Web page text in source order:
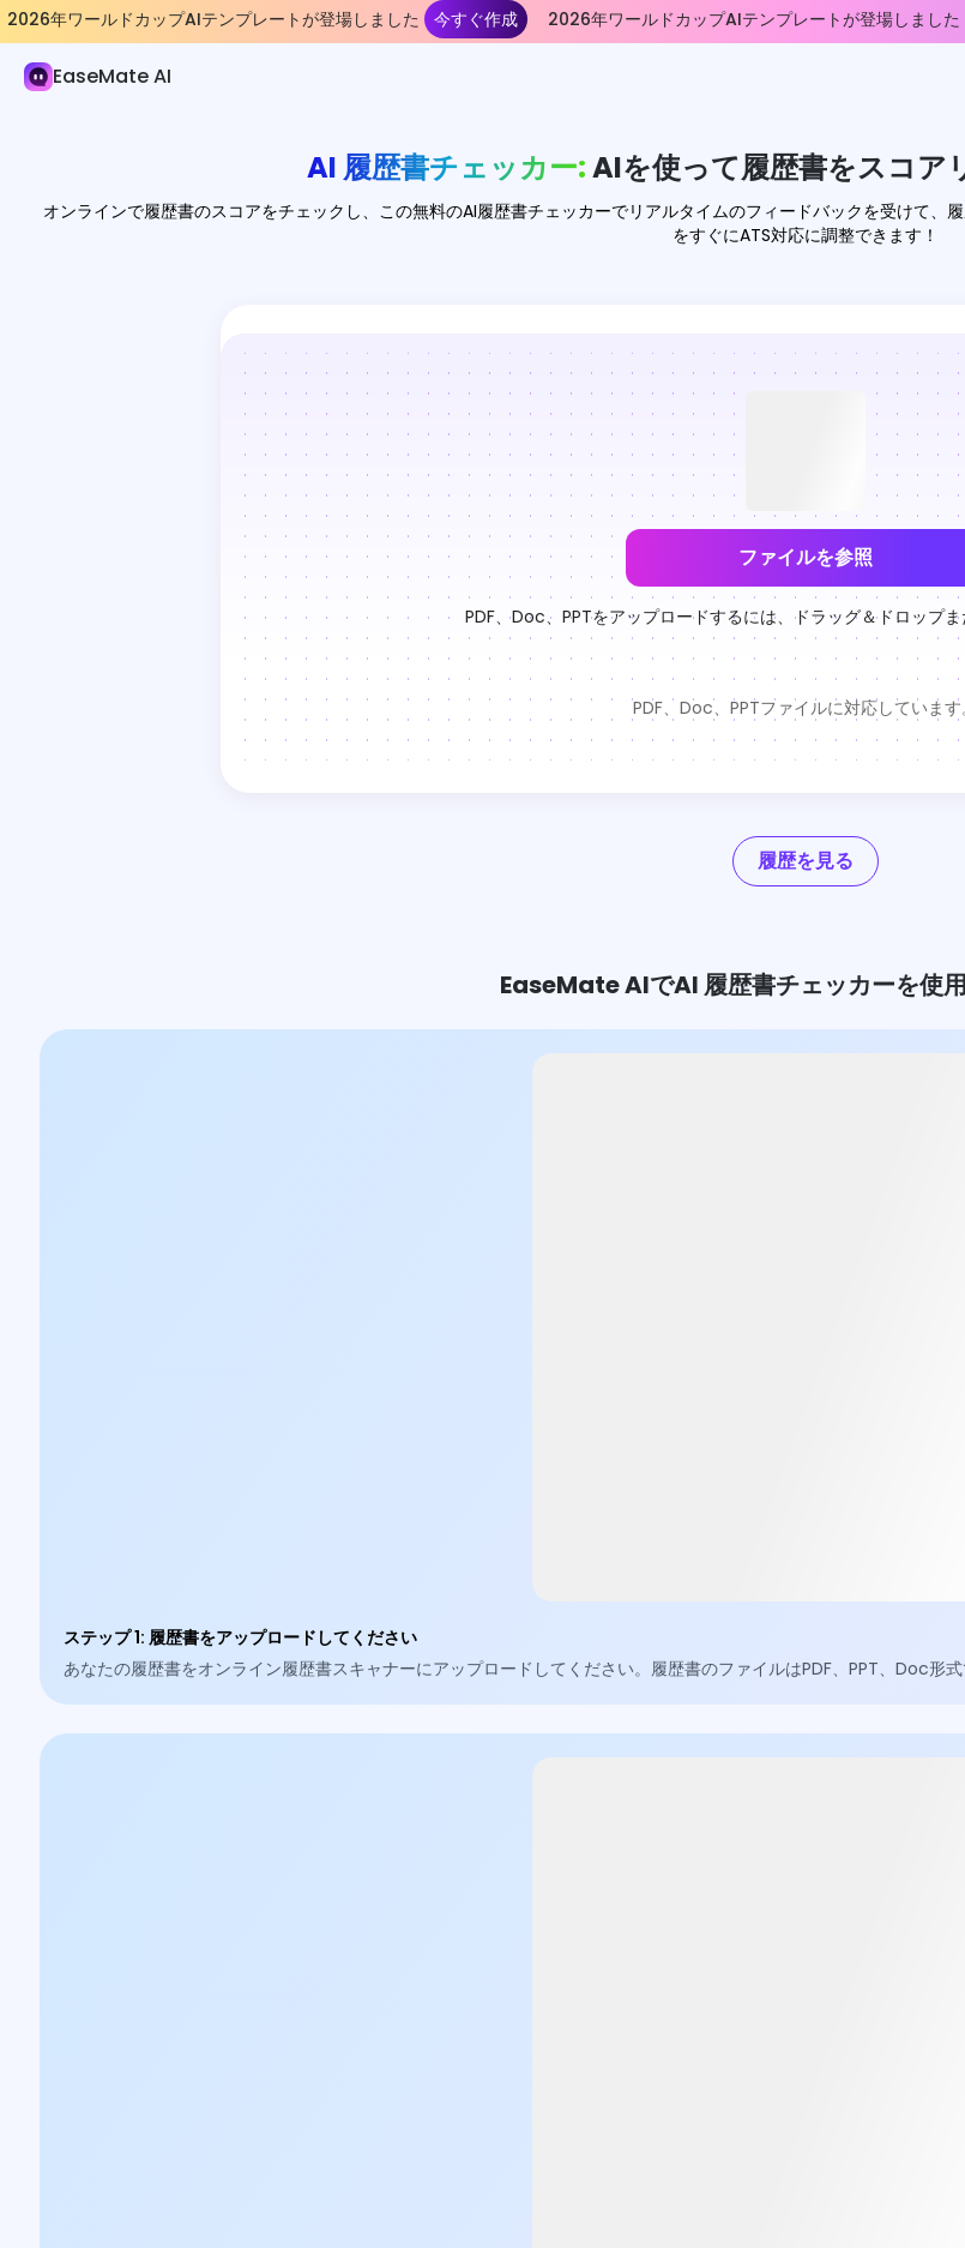
2026年ワールドカップAIテンプレートが登場しました 今すぐ作成 2026年ワールドカップAIテンプレートが登場しました
EaseMate AI
AIドキュメント
チャットドキュメント
AI 履歴書チェッカー:AIを使って履歴書をスコア
オンラインで履歴書のスコアをチェックし、この無料のAI履歴書チェッカーでリアルタイムのフィードバックを受けて
をすぐにATS対応に調整できます！
ファイルを参照
PDF、Doc、PPTをアップロードするには、ドラッグ＆ドロップ
PDF、Doc、PPTファイルに対応しています
履歴を見る
EaseMate AIでAI 履歴書チェッカーを使
ステップ 1:履歴書をアップロードしてください
あなたの履歴書をオンライン履歴書スキャナーにアップロードしてください。履歴書のファイルはPDF、PPT、Doc形式